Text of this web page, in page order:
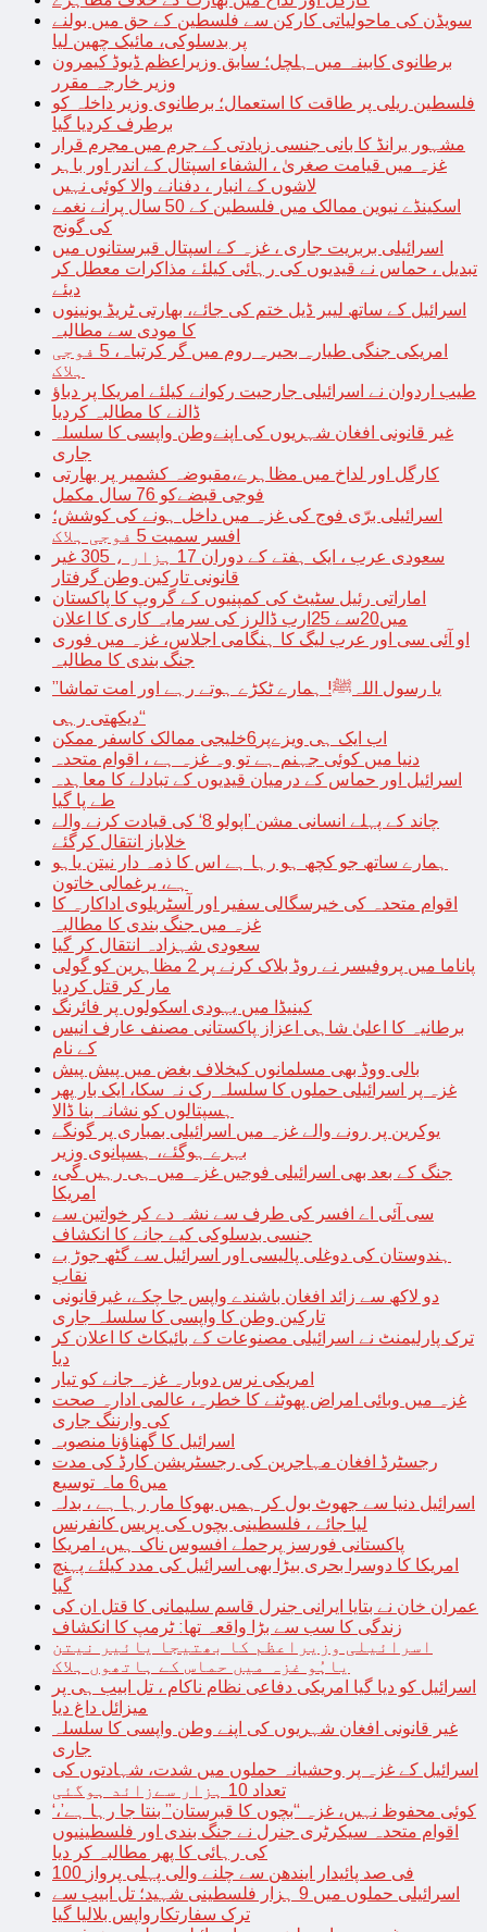
سویڈن کی ماحولیاتی کارکن سے فلسطین کے حق میں بولنے
پر بدسلوکی، مائیک چھین لیا
برطانوی کابینہ میں ہلچل؛ سابق وزیراعظم ڈیوڈ کیمرون
وزیر خارجہ مقرر
فلسطین ریلی پر طاقت کا استعمال؛ برطانوی وزیر داخلہ کو
برطرف کردیا گیا
مشہور برانڈ کا بانی جنسی زیادتی کے جرم میں مجرم قرار
غزہ میں قیامت صغریٰ ، الشفاء اسپتال کے اندر اور باہر
لاشوں کے انبار ، دفنانے والا کوئی نہیں
اسکینڈے نیوین ممالک میں فلسطین کے 50 سال پرانے نغمے
کی گونج
اسرائیلی بربریت جاری ، غزہ کے اسپتال قبرستانوں میں
تبدیل ، حماس نے قیدیوں کی رہائی کیلئے مذاکرات معطل کر
دیئے
اسرائیل کے ساتھ لیبر ڈیل ختم کی جائے، بھارتی ٹریڈ یونینوں
کا مودی سے مطالبہ
امریکی جنگی طیارہ بحیرہ روم میں گر کرتباہ، 5 فوجی
ہلاک
طیب اردوان نے اسرائیلی جارحیت رکوانے کیلئے امریکا پر دباؤ
ڈالنے کا مطالبہ کردیا
غیر قانونی افغان شہریوں کی اپنےوطن واپسی کا سلسلہ
جاری
کارگل اور لداخ میں مظاہرے،مقبوضہ کشمیر پر بھارتی
فوجی قبضےکو 76 سال مکمل
اسرائیلی برّی فوج کی غزہ میں داخل ہونے کی کوشش؛
افسر سمیت 5 فوجی ہلاک
سعودی عرب ، ایک ہفتے کے دوران 17 ہزار ، 305 غیر
قانونی تارکین وطن گرفتار
اماراتی رئیل سٹیٹ کی کمپنیوں کے گروپ کا پاکستان
میں20سے 25ارب ڈالرز کی سرمایہ کاری کا اعلان
او آئی سی اور عرب لیگ کا ہنگامی اجلاس، غزہ میں فوری
جنگ بندی کا مطالبہ
’’یا رسول اللہﷺ! ہمارے ٹکڑے ہوتے رہے اور امت تماشا
دیکھتی رہی‘‘
اب ایک ہی ویزےپر6خلیجی ممالک کاسفر ممکن
دنیا میں کوئی جہنم ہے تو وہ غزہ ہے ، اقوام متحدہ
اسرائیل اور حماس کے درمیان قیدیوں کے تبادلے کا معاہدہ
طے پا گیا
چاند کے پہلے انسانی مشن ’اپولو 8‘ کی قیادت کرنے والے
خلاباز انتقال کرگئے
ہمارے ساتھ جو کچھ ہو رہا ہے اس کا ذمہ دار نیتن یاہو
ہے، یرغمالی خاتون
اقوام متحدہ کی خیرسگالی سفیر اور آسٹریلوی اداکارہ کا
غزہ میں جنگ بندی کا مطالبہ
سعودی شہزادہ انتقال کر گیا
پاناما میں پروفیسر نے روڈ بلاک کرنے پر 2 مظاہرین کو گولی
مار کر قتل کردیا
کینیڈا میں یہودی اسکولوں پر فائرنگ
برطانیہ کا اعلیٰ شاہی اعزاز پاکستانی مصنف عارف انیس
کے نام
بالی ووڈ بھی مسلمانوں کیخلاف بغض میں پیش پیش
غزہ پر اسرائیلی حملوں کا سلسلہ رک نہ سکا، ایک بار پھر
ہسپتالوں کو نشانہ بنا ڈالا
یوکرین پر رونے والے غزہ میں اسرائیلی بمباری پر گونگے
بہرے ہوگئے، ہسپانوی وزیر
جنگ کے بعد بھی اسرائیلی فوجیں غزہ میں ہی رہیں گی،
امریکا
سی آئی اے افسر کی طرف سے نشہ دے کر خواتین سے
جنسی بدسلوکی کیے جانے کا انکشاف
ہندوستان کی دوغلی پالیسی اور اسرائیل سے گٹھ جوڑ بے
نقاب
دو لاکھ سے زائد افغان باشندے واپس جا چکے، غیرقانونی
تارکین وطن کا واپسی کا سلسلہ جاری
ترک پارلیمنٹ نے اسرائیلی مصنوعات کے بائیکاٹ کا اعلان کر
دیا
امریکی نرس دوبارہ غزہ جانے کو تیار
غزہ میں وبائی امراض پھوٹنے کا خطرہ، عالمی ادارہ صحت
کی وارننگ جاری
اسرائیل کا گھناؤنا منصوبہ
رجسٹرڈ افغان مہاجرین کی رجسٹریشن کارڈ کی مدت
میں6 ماہ توسیع
اسرائیل دنیا سے جھوٹ بول کر ہمیں بھوکا مار رہا ہے ، بدلہ
لیا جائے ، فلسطینی بچوں کی پریس کانفرنس
پاکستانی فورسز پرحملے افسوس ناک ہیں، امریکا
امریکا کا دوسرا بحری بیڑا بھی اسرائیل کی مدد کیلئے پہنچ
گیا
عمران خان نے بتایا ایرانی جنرل قاسم سلیمانی کا قتل ان کی
زندگی کا سب سے بڑا واقعہ تھا: ٹرمپ کا انکشاف
اسرائیلی وزیراعظم کا بھتیجا یائیر نیتن
یاہُو غزہ میں حماس کے ہاتھوں ہلاک
اسرائیل کو دیا گیا امریکی دفاعی نظام ناکام ، تل ابیب ہی پر
میزائل داغ دیا
غیر قانونی افغان شہریوں کی اپنے وطن واپسی کا سلسلہ
جاری
اسرائیل کے غزہ پر وحشیانہ حملوں میں شدت، شہادتوں کی
تعداد 10 ہزار سےزائد ہوگئی
‘کوئی محفوظ نہیں، غزہ “بچوں کا قبرستان” بنتا جا رہا ہے’،
اقوام متحدہ سیکرٹری جنرل نے جنگ بندی اور فلسطینیوں
کی رہائی کا پھر مطالبہ کر دیا
100 فی صد پائیدار ایندھن سے چلنے والی پہلی پرواز
اسرائیلی حملوں میں 9 ہزار فلسطینی شہید؛ تل ابیب سے
ترک سفارتکارواپس بلالیا گیا